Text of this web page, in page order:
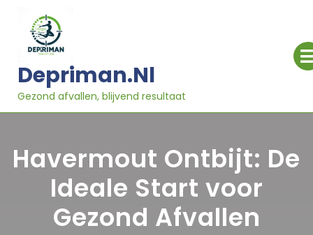
inhoud
Depriman.nl
Gezond afvallen, blijvend resultaat
Havermout Ontbijt: De
Ideale Start voor
Gezond Afvallen